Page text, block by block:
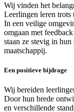
Wij vinden het
Leerlingen leren
In een veilige
omgaan met
staan ze stevig in
maatschappij.
Een positieve bijdrage
Wij bereiden
Door hun brede
en verschillende